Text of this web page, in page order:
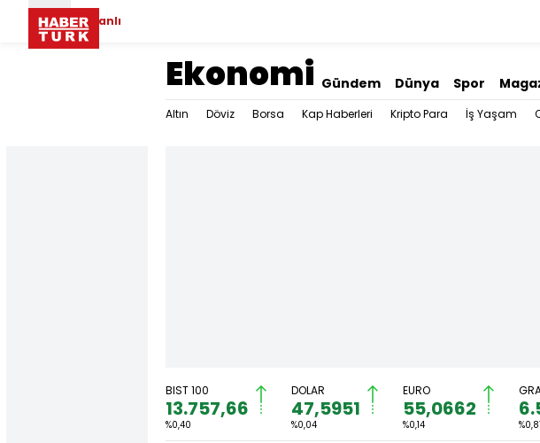
Canlı
Ekonomi Gündem Dünya Spor
Altın Döviz Borsa Kap Haberleri Kripto Para İş Yaşam
BIST 100
13.757,66
%0,40
DOLAR
47,5951
%0,04
EURO
55,0662
%0,14